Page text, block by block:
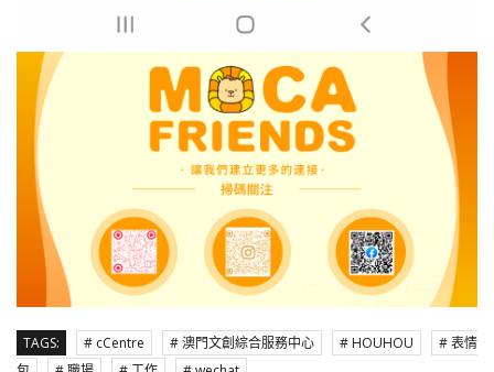
TAGS: # cCentre # 澳門文創綜合服務中心 # HOUHOU
# 表情